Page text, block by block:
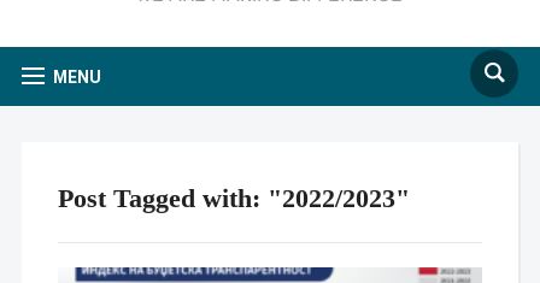
MENU
Post Tagged with: "2022/2023"